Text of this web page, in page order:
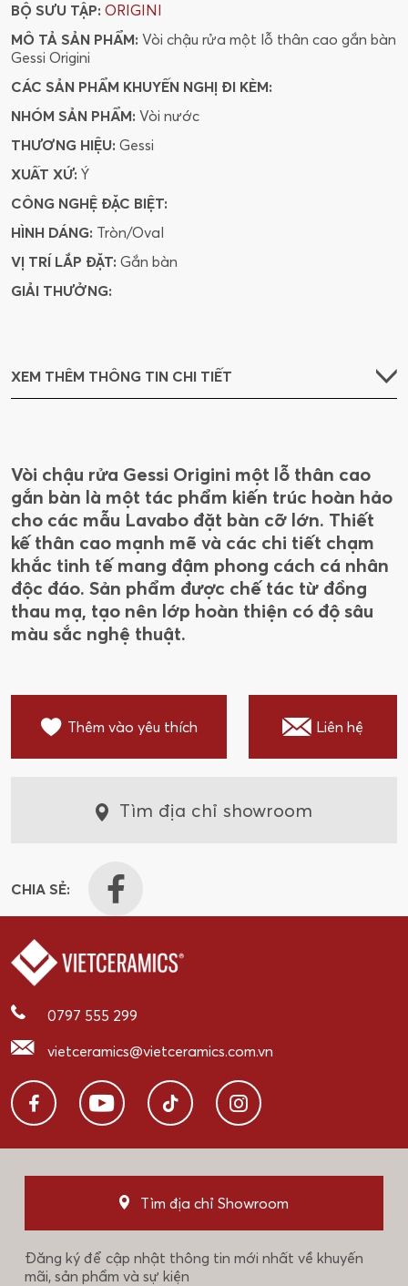
BỘ SƯU TẬP: ORIGINI
MÔ TẢ SẢN PHẨM: Vòi chậu rửa một lỗ thân cao gắn bàn
Gessi Origini
CÁC SẢN PHẨM KHUYẾN NGHỊ ĐI KÈM:
NHÓM SẢN PHẨM: Vòi nước
THƯƠNG HIỆU: Gessi
XUẤT XỨ: Ý
CÔNG NGHỆ ĐẶC BIỆT:
HÌNH DÁNG: Tròn/Oval
VỊ TRÍ LẮP ĐẶT: Gắn bàn
GIẢI THƯỞNG:
XEM THÊM THÔNG TIN CHI TIẾT
Vòi chậu rửa Gessi Origini một lỗ thân cao
gắn bàn là một tác phẩm kiến trúc hoàn hảo
cho các mẫu Lavabo đặt bàn cỡ lớn. Thiết
kế thân cao mạnh mẽ và các chi tiết chạm
khắc tinh tế mang đậm phong cách cá nhân
độc đáo. Sản phẩm được chế tác từ đồng
thau mạ, tạo nên lớp hoàn thiện có độ sâu
màu sắc nghệ thuật.
Thêm vào yêu thích Liên hệ
Tìm địa chỉ showroom
CHIA SẺ:
0797 555 299
vietceramics@vietceramics.com.vn
Tìm địa chỉ Showroom
Đăng ký để cập nhật thông tin mới nhất về khuyến
mãi, sản phẩm và sự kiện